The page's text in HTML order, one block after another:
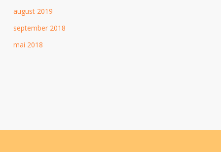
august 2019
september 2018
mai 2018